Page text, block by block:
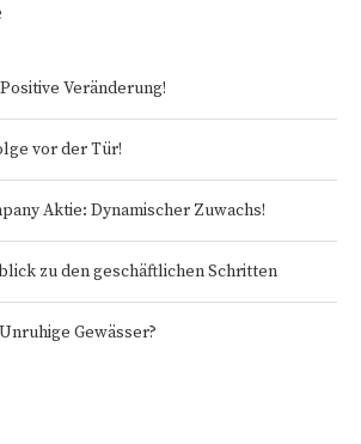
Veränderung!
vor der Tür!
Aktie: Dynamischer Zuwachs!
zu den geschäftlichen Schritten
Gewässer?